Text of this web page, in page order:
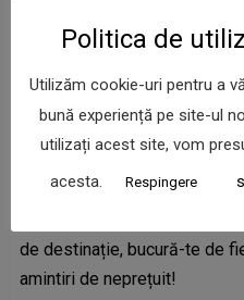
cei care cunosc zona pot fi
vacanță reușită.
Concluzie
O vacanță reușită începe cu
atitudine pozitivă. Ține cont
de destinație, bucură-te de
amintiri de neprețuit!
Politica de
Utilizăm cookie-uri pentru a
bună experiență pe site-ul
utilizați acest site, vom
acesta.
Respingere